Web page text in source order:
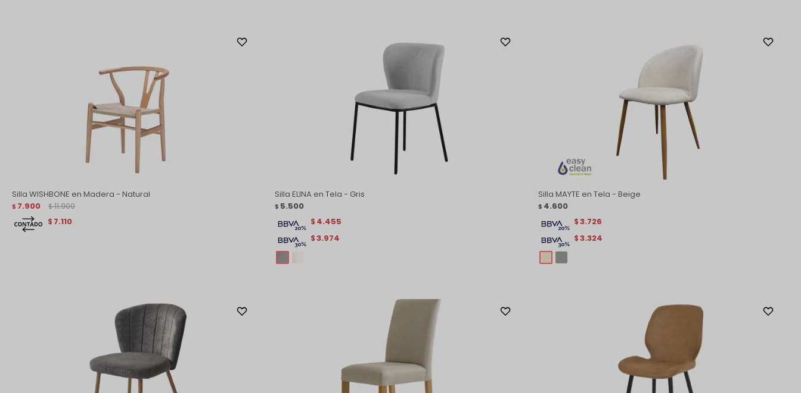
Silla WISHBONE en Madera - Natural
$ 7.900 $ 11.900
$ 7.110
Silla ELINA en Tela - Gris
$ 5.500
$ 3.974
$ 4.455
Silla MAYTE en Tela - Beige
$ 4.600
$3.324
$3.726